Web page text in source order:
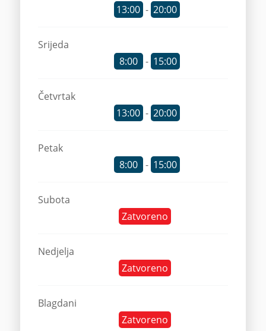
13:00 - 20:00
Srijeda
8:00
- 15:00
Četvrtak
13:00 - 20:00
Petak
8:00
- 15:00
Subota
Zatvoreno
Nedjelja
Zatvoreno
Blagdani
Zatvoreno